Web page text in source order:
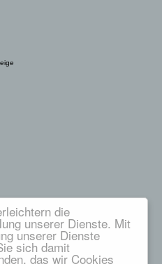
die
unserer Dienste. Mit
unserer Dienste
sich damit
das wir Cookies